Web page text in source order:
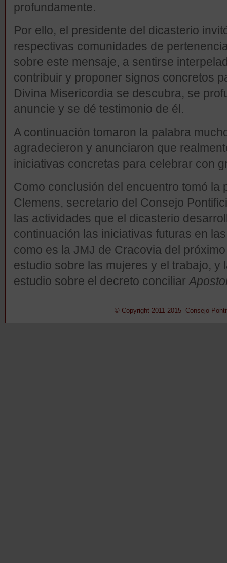
profundamente.
Por ello, el presidente del dicasterio
respectivas comunidades de
sobre este mensaje, a sentirse
contribuir y proponer signos concretos
Divina Misericordia se descubra, se
anuncie y se dé testimonio de él.
A continuación tomaron la palabra
agradecieron y anunciaron que
iniciativas concretas para celebrar con
Como conclusión del encuentro tomó la
Clemens, secretario del Consejo
las actividades que el dicasterio
continuación las iniciativas futuras en
como es la JMJ de Cracovia del
estudio sobre las mujeres y el trabajo, y
estudio sobre el decreto conciliar
© Copyright 2011-2015 Consejo